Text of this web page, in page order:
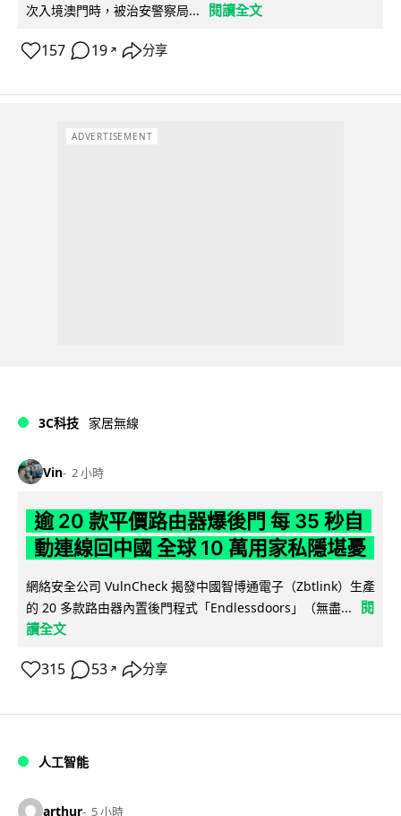
次入境澳門時，被治安警察局...
閱讀全文
157 19 ↗ 分享
ADVERTISEMENT
3C科技 家居無線
Vin 2 小時
逾 20 款平價路由器爆後門 每 35 秒自
動連線回中國 全球 10 萬用家私隱堪憂
網絡安全公司 VulnCheck 揭發中國智博通電子（Zbtlink）生產
的 20 多款路由器內置後門程式「Endlessdoors」（無盡...
閱
讀全文
315 53 ↗ 分享
人工智能
arthur 5 小時